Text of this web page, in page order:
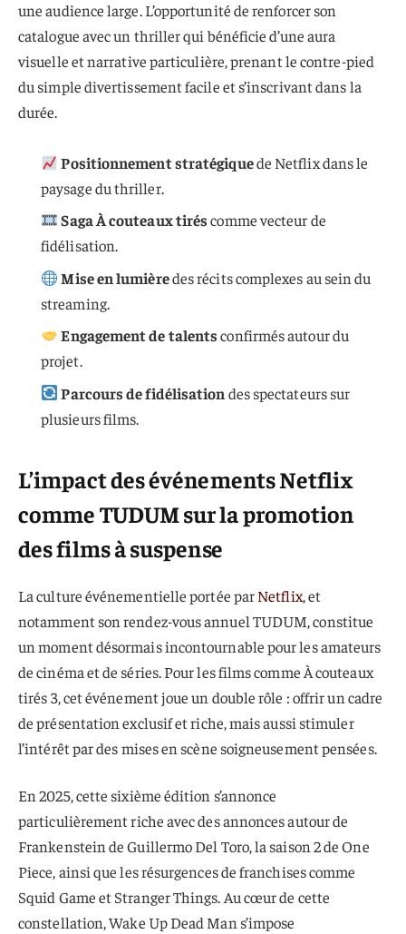
une audience large. L’opportunité de renforcer son
catalogue avec un thriller qui bénéficie d’une aura
visuelle et narrative particulière, prenant le contre-pied
du simple divertissement facile et s’inscrivant dans la
durée.
Positionnement stratégiquede Netflix dans le
paysage du thriller.
Saga À couteaux tiréscomme vecteur de
fidélisation.
Mise en lumièredes récits complexes au sein du
streaming.
Engagement de talentsconfirmés autour du
projet.
Parcours de fidélisation des spectateurs sur
plusieurs films.
L’impact des événements Netflix
comme TUDUM sur la promotion
des films à suspense
La culture événementielle portée parNetflix, et
notamment son rendez-vous annuel TUDUM, constitue
un moment désormais incontournable pour les amateurs
de cinéma et de séries. Pour les films comme À couteaux
tirés 3, cet événement joue un double rôle : offrir un cadre
de présentation exclusif et riche, mais aussi stimuler
l’intérêt par des mises en scène soigneusement pensées.
En 2025, cette sixième édition s’annonce
particulièrement riche avec des annonces autour de
Frankenstein de Guillermo Del Toro, la saison 2 de One
Piece, ainsi que les résurgences de franchises comme
Squid Game et Stranger Things. Au cœur de cette
constellation, Wake Up Dead Man s’impose